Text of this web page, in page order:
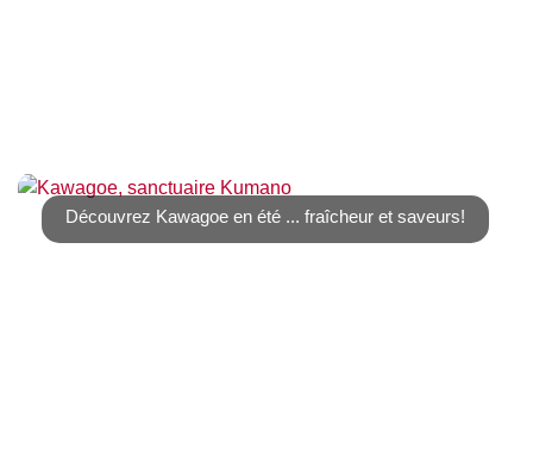
promenade devenir difficile. En cas de [...]
Découvrez Kawagoe en été ... fraîcheur et saveurs!